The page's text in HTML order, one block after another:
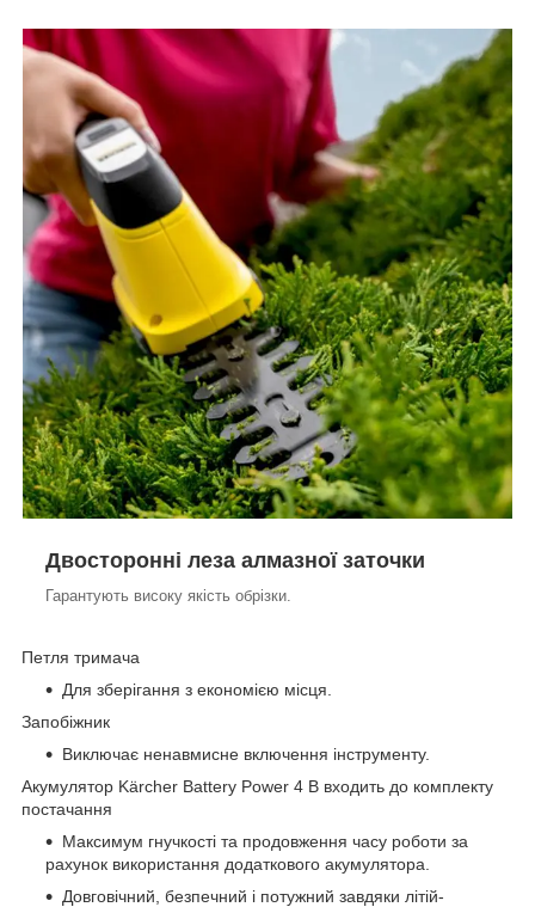
Двосторонні леза алмазної заточки
Гарантують високу якість обрізки.
Петля тримача
Для зберігання з економією місця.
Запобіжник
Виключає ненавмисне включення інструменту.
Акумулятор Kärcher Battery Power 4 В входить до комплекту
постачання
Максимум гнучкості та продовження часу роботи за
рахунок використання додаткового акумулятора.
Довговічний, безпечний і потужний завдяки літій-